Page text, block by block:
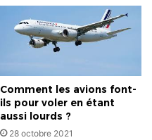
Comment les avions font-
ils pour voler en étant
aussi lourds ?
28 octobre 2021